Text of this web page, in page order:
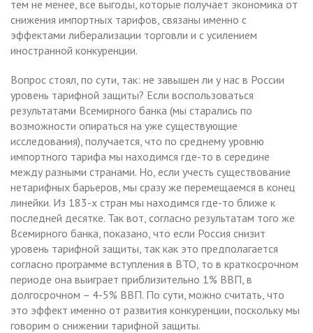
тем не менее, все выгоды, которые получает экономика от
снижения импортных тарифов, связаны именно с
эффектами либерализации торговли и с усилением
иностранной конкуренции.
Вопрос стоял, по сути, так: не завышен ли у нас в России
уровень тарифной защиты? Если воспользоваться
результатами Всемирного банка (мы старались по
возможности опираться на уже существующие
исследования), получается, что по среднему уровню
импортного тарифа мы находимся где-то в середине
между разными странами. Но, если учесть существование
нетарифных барьеров, мы сразу же перемещаемся в конец
линейки. Из 183-х стран мы находимся где-то ближе к
последней десятке. Так вот, согласно результатам того же
Всемирного банка, показано, что если Россия снизит
уровень тарифной защиты, так как это предполагается
согласно программе вступления в ВТО, то в краткосрочном
периоде она выиграет приблизительно 1% ВВП, в
долгосрочном – 4-5% ВВП. По сути, можно считать, что
это эффект именно от развития конкуренции, поскольку мы
говорим о снижении тарифной защиты.